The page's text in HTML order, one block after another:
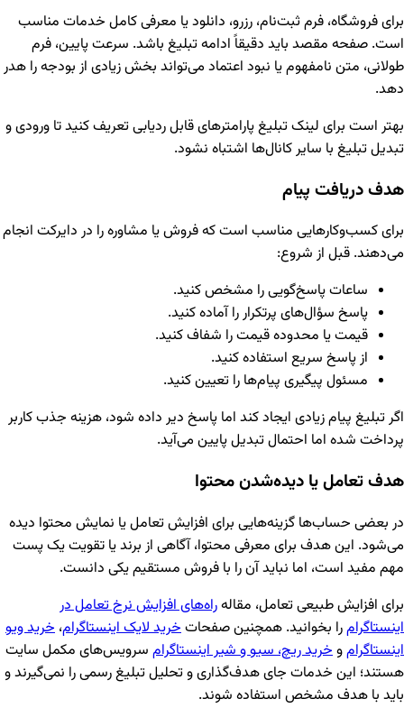
برای فروشگاه، فرم ثبت‌نام، رزرو، دانلود یا معرفی کامل خدمات مناسب
است. صفحه مقصد باید دقیقاً ادامه تبلیغ باشد. سرعت پایین، فرم
طولانی، متن نامفهوم یا نبود اعتماد می‌تواند بخش زیادی از بودجه را هدر
دهد.
بهتر است برای لینک تبلیغ پارامترهای قابل ردیابی تعریف کنید تا ورودی و
تبدیل تبلیغ با سایر کانال‌ها اشتباه نشود.
هدف دریافت پیام
برای کسب‌وکارهایی مناسب است که فروش یا مشاوره را در دایرکت انجام
می‌دهند. قبل از شروع:
ساعات پاسخ‌گویی را مشخص کنید.
پاسخ سؤال‌های پرتکرار را آماده کنید.
قیمت یا محدوده قیمت را شفاف کنید.
از پاسخ سریع استفاده کنید.
مسئول پیگیری پیام‌ها را تعیین کنید.
اگر تبلیغ پیام زیادی ایجاد کند اما پاسخ دیر داده شود، هزینه جذب کاربر
پرداخت شده اما احتمال تبدیل پایین می‌آید.
هدف تعامل یا دیده‌شدن محتوا
در بعضی حساب‌ها گزینه‌هایی برای افزایش تعامل یا نمایش محتوا دیده
می‌شود. این هدف برای معرفی محتوا، آگاهی از برند یا تقویت یک پست
مهم مفید است، اما نباید آن را با فروش مستقیم یکی دانست.
برای افزایش طبیعی تعامل، مقالهراه‌های افزایش نرخ تعامل در
اینستاگرامرا بخوانید. همچنین صفحاتخرید لایک اینستاگرام، خرید ویو
اینستاگراموخرید ریچ، سیو و شیر اینستاگرام سرویس‌های مکمل سایت
هستند؛ این خدمات جای هدف‌گذاری و تحلیل تبلیغ رسمی را نمی‌گیرند و
باید با هدف مشخص استفاده شوند.